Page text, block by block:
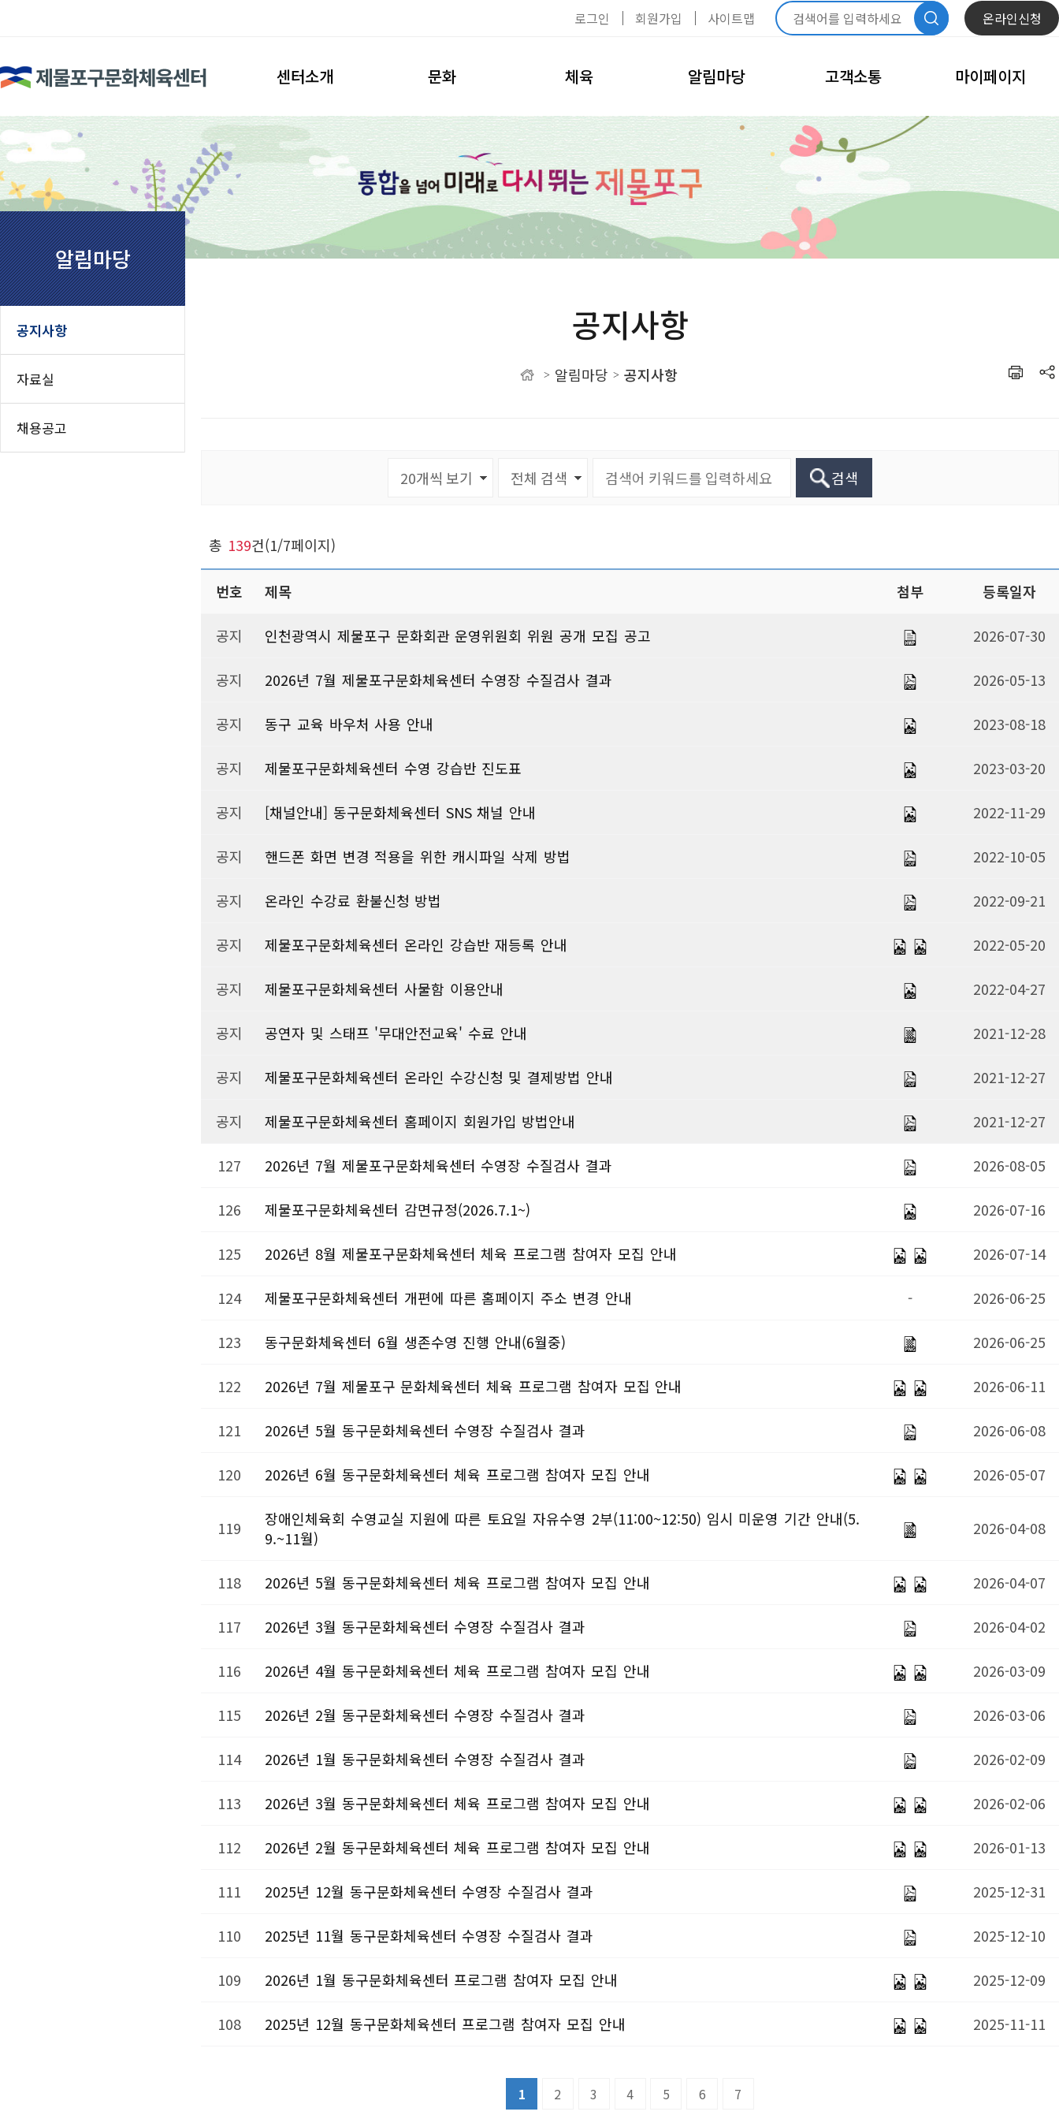
로그인 회원가입 사이트맵 온라인신청
센터소개
인사말
시설안내
조직도
찾아오시는길
문화
공연/전시
대관신청
환불안내
체육
이용수칙
탈의실
헬스장
수영장
강사소개
수강신청
알림마당
공지사항
자료실
채용공고
고객소통
자주묻는질문
문화
체육
이달의 일정
마이페이지
내정보관리
모바일회원카드
회원정보수정
비밀번호변경
수강신청내역
알림마당
공지사항
자료실
채용공고
공지사항
> 알림마당 > 공지사항
검색
총 139건(1/7페이지)
번호 제목 첨부 등록일자
공지 인천광역시 제물포구 문화회관 운영위원회 위원 공개 모집 공고 2026-07-30
공지 2026년 7월 제물포구문화체육센터 수영장 수질검사 결과 2026-05-13
공지 동구 교육 바우처 사용 안내 2023-08-18
공지 제물포구문화체육센터 수영 강습반 진도표 2023-03-20
공지 [채널안내] 동구문화체육센터 SNS 채널 안내 2022-11-29
공지 핸드폰 화면 변경 적용을 위한 캐시파일 삭제 방법 2022-10-05
공지 온라인 수강료 환불신청 방법 2022-09-21
공지 제물포구문화체육센터 온라인 강습반 재등록 안내 2022-05-20
공지 제물포구문화체육센터 사물함 이용안내 2022-04-27
공지 공연자 및 스태프 '무대안전교육' 수료 안내 2021-12-28
공지 제물포구문화체육센터 온라인 수강신청 및 결제방법 안내 2021-12-27
공지 제물포구문화체육센터 홈페이지 회원가입 방법안내 2021-12-27
127 2026년 7월 제물포구문화체육센터 수영장 수질검사 결과 2026-08-05
126 제물포구문화체육센터 감면규정(2026.7.1~) 2026-07-16
125 2026년 8월 제물포구문화체육센터 체육 프로그램 참여자 모집 안내 2026-07-14
124 제물포구문화체육센터 개편에 따른 홈페이지 주소 변경 안내 - 2026-06-25
123 동구문화체육센터 6월 생존수영 진행 안내(6월중) 2026-06-25
122 2026년 7월 제물포구 문화체육센터 체육 프로그램 참여자 모집 안내 2026-06-11
121 2026년 5월 동구문화체육센터 수영장 수질검사 결과 2026-06-08
120 2026년 6월 동구문화체육센터 체육 프로그램 참여자 모집 안내 2026-05-07
119
장애인체육회 수영교실 지원에 따른 토요일 자유수영 2부(11:00~12:50) 임시 미운영 기간 안내(5.
9.~11월)
2026-04-08
118 2026년 5월 동구문화체육센터 체육 프로그램 참여자 모집 안내 2026-04-07
117 2026년 3월 동구문화체육센터 수영장 수질검사 결과 2026-04-02
116 2026년 4월 동구문화체육센터 체육 프로그램 참여자 모집 안내 2026-03-09
115 2026년 2월 동구문화체육센터 수영장 수질검사 결과 2026-03-06
114 2026년 1월 동구문화체육센터 수영장 수질검사 결과 2026-02-09
113 2026년 3월 동구문화체육센터 체육 프로그램 참여자 모집 안내 2026-02-06
112 2026년 2월 동구문화체육센터 체육 프로그램 참여자 모집 안내 2026-01-13
111 2025년 12월 동구문화체육센터 수영장 수질검사 결과 2025-12-31
110 2025년 11월 동구문화체육센터 수영장 수질검사 결과 2025-12-10
109 2026년 1월 동구문화체육센터 프로그램 참여자 모집 안내 2025-12-09
108 2025년 12월 동구문화체육센터 프로그램 참여자 모집 안내 2025-11-11
1 2 3 4 5 6 7